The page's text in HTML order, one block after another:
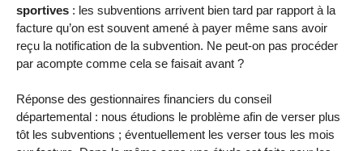
sportives : les subventions arrivent bien tard par rapport à la
facture qu’on est souvent amené à payer même sans avoir
reçu la notification de la subvention. Ne peut-on pas procéder
par acompte comme cela se faisait avant ?
Réponse des gestionnaires financiers du conseil
départemental : nous étudions le problème afin de verser plus
tôt les subventions ; éventuellement les verser tous les mois